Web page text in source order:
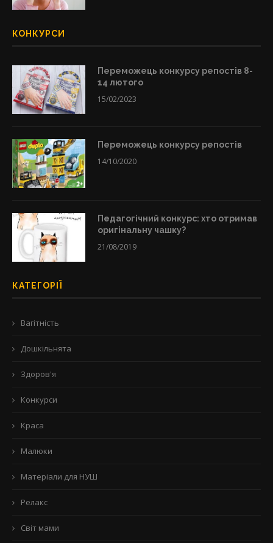
КОНКУРСИ
Переможець конкурсу репостів 8-
14 лютого
15/02/2023
Переможець конкурсу репостів
14/10/2020
Педагогічний конкурс: хто отримав
оригінальну чашку?
21/08/2019
КАТЕГОРІЇ
Вагітність
Дошкільнята
Здоров'я
Конкурси
Краса
Малюки
Матеріали для НУШ
Релакс
Світ мами